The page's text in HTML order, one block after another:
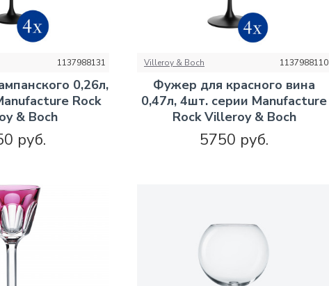
1137988131
0,26л,
Rock
& Boch
руб.
Villeroy & Boch 1137988110
Фужер для красного вина
0,47л, 4шт. серии Manufacture
Rock Villeroy & Boch
5750 руб.